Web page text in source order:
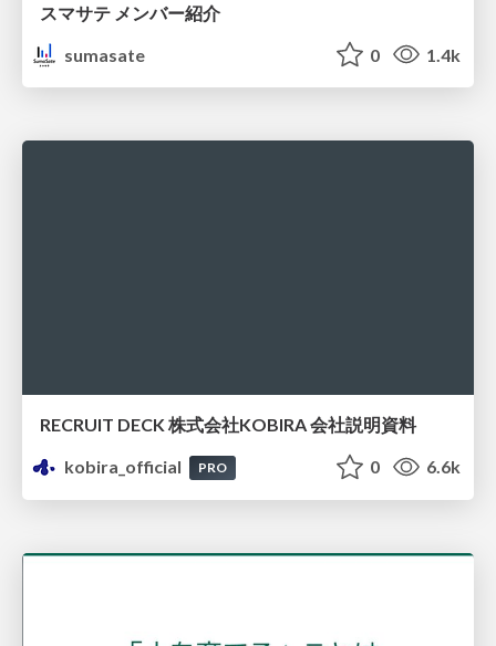
スマサテ メンバー紹介
sumasate
0 1.4k
RECRUIT DECK 株式会社KOBIRA 会社説明資料
kobira_official
PRO 0 6.6k